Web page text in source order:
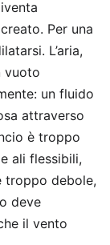
Per una
L’aria,
vuoto
un fluido
attraverso
è troppo
ali flessibili,
troppo debole,
deve
il vento